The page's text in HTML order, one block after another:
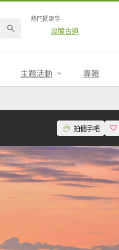
熱門關鍵字
淡蘭古道
主題活動 專輯
拍個手吧